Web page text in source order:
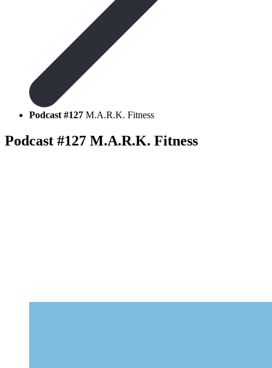
Podcast #127 M.A.R.K. Fitness
Podcast #127 M.A.R.K. Fitness